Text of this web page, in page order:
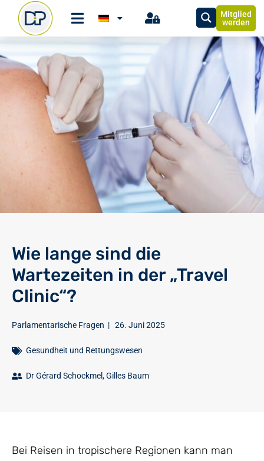
Mitglied
werden
Wie lange sind die
Wartezeiten in der „Travel
Clinic“?
Parlamentarische Fragen | 26. Juni 2025
Gesundheit und Rettungswesen
Dr Gérard Schockmel,Gilles Baum
Bei Reisen in tropischere Regionen kann man